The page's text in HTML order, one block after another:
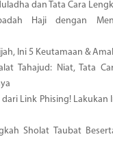
dan Tata Cara
Haji dengan
Ini 5 Keutamaan &
Tahajud: Niat, Tata
dari Link Phising!
Sholat Taubat